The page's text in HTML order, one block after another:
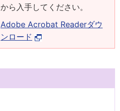
から入手してください。
Adobe Acrobat Readerダウ
ンロード